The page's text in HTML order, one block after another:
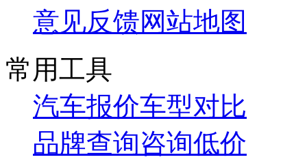
意见反馈网站地图
常用工具
汽车报价车型对比
品牌查询咨询低价